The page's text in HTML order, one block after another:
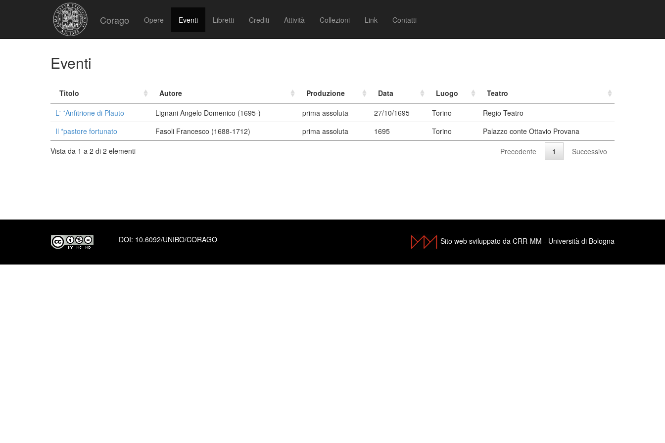
Corago Opere Eventi Libretti Crediti Attività Collezioni Link Contatti
Eventi
Titolo Autore Produzione Data Luogo
Teatro
L' *Anfitrione di Plauto
Lignani Angelo Domenico (1695-) prima assoluta 27/10/1695 Torino
Regio Teatro
Il *pastore fortunato
Fasoli Francesco (1688-1712) prima assoluta 1695 Torino
Palazzo conte Ottavio Provana
Vista da 1 a 2 di 2 elementi
Precedente 1 Successivo
DOI: 10.6092/UNIBO/CORAGO Sito web sviluppato da CRR-MM - Università di Bologna